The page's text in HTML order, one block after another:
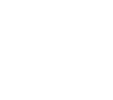
Un parell de setmanes
21 de juny, Menja’t
la cinquena edició del
de l’Observatori de
de Barcelona) i de la
celebrar a Barcelona i
títol “Patrimonis